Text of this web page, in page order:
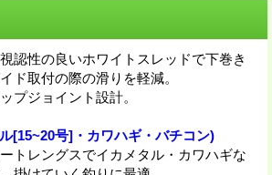
認性の良いホワイトスレッドで下巻き
ド取付の際の滑りを軽減。
プジョイント設計。
[15~20号]・カワハギ・バチコン)
トレングスでイカメタル・カワハギな